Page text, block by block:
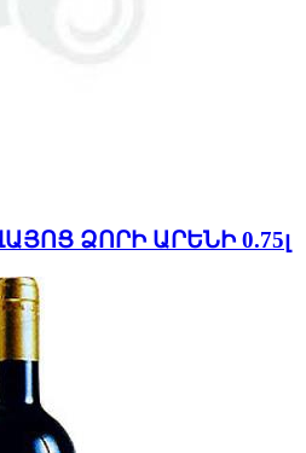
ՁՈՐԻ ԱՐԵՆԻ 0.75լ